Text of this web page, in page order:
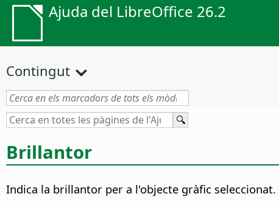
Ajuda del LibreOffice 26.2
Contingut
Brillantor
Indica la brillantor per a l'objecte gràfic seleccionat.